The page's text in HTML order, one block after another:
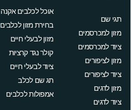
תגי שם
מזון למכרסמים
ציוד למכרסמים
מזון לציפורים
ציוד לציפורים
מזון לדגים
ציוד לדגים
אוכל לכלבים אקנה
בחירת מזון לכלבים
מזון לבעלי חיים
קולר נגד קרציות
ציוד לבעלי חיים
תג שם לכלב
אמפולות לכלבים